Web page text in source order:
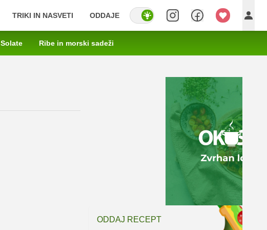
TRIKI IN NASVETI ODDAJE
Solate Ribe in morski sadeži
ODDAJ RECEPT